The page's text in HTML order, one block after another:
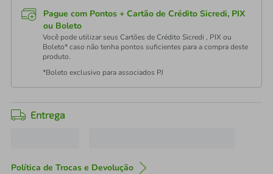
Pague com Pontos + Cartão de Crédito Sicredi, PIX
ou Boleto
Você pode utilizar seus Cartões de Crédito Sicredi , PIX ou
Boleto* caso não tenha pontos suficientes para a compra deste
produto.
*Boleto exclusivo para associados PJ
Entrega
Política de Trocas e Devolução